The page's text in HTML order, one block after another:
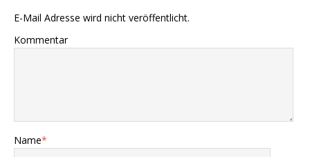
E-Mail Adresse wird nicht veröffentlicht.
Kommentar
Name*